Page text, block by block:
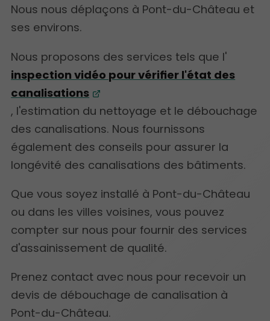
Nous nous déplaçons à Pont-du-Château et
ses environs.
Nous proposons des services tels que l'
inspection vidéo pour vérifier l'état des
canalisations
, l'estimation du nettoyage et le débouchage
des canalisations. Nous fournissons
également des conseils pour assurer la
longévité des canalisations des bâtiments.
Que vous soyez installé à Pont-du-Château
ou dans les villes voisines, vous pouvez
compter sur nous pour fournir des services
d'assainissement de qualité.
Prenez contact avec nous pour recevoir un
devis de débouchage de canalisation à
Pont-du-Château.